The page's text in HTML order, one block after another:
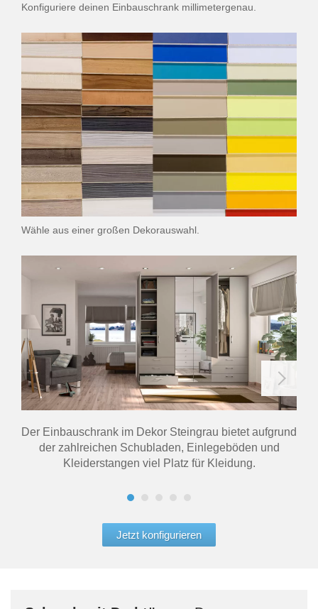
Konfiguriere deinen Einbauschrank millimetergenau.
Wähle aus einer großen Dekorauswahl.
Der Einbauschrank im Dekor Steingrau bietet aufgrund
der zahlreichen Schubladen, Einlegeböden und
Kleiderstangen viel Platz für Kleidung.
Jetzt konfigurieren